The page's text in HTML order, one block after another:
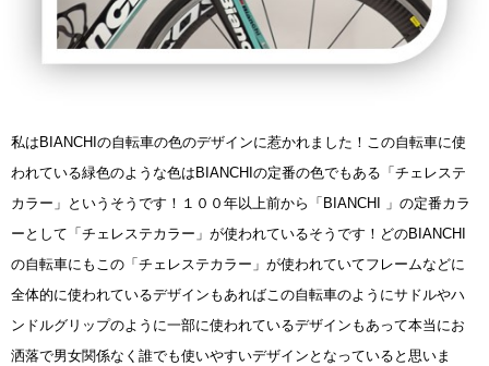
私はBIANCHIの自転車の色のデザインに惹かれました！この自転車に使
われている緑色のような色はBIANCHIの定番の色でもある「チェレステ
カラー」というそうです！１００年以上前から「BIANCHI 」の定番カラ
ーとして「チェレステカラー」が使われているそうです！どのBIANCHI
の自転車にもこの「チェレステカラー」が使われていてフレームなどに
全体的に使われているデザインもあればこの自転車のようにサドルやハ
ンドルグリップのように一部に使われているデザインもあって本当にお
洒落で男女関係なく誰でも使いやすいデザインとなっていると思いま